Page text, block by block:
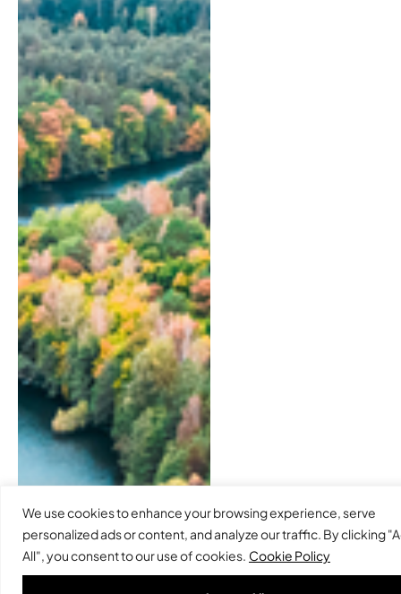
We use cookies to enhance your browsing experience, serve
personalized ads or content, and analyze our traffic. By clicking
All", you consent to our use of cookies. Cookie Policy